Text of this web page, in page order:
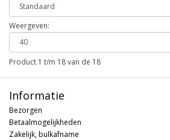
Weergeven:
Product 1 t/m 18 van de 18
Informatie
Bezorgen
Betaalmogelijkheden
Zakelijk, bulkafname